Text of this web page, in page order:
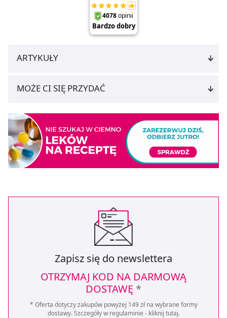
ARTYKUŁY
MOŻE CI SIĘ PRZYDAĆ
Zapisz się do newslettera
OTRZYMAJ KOD NA DARMOWĄ
DOSTAWĘ *
* Oferta dotyczy zakupów powyżej 149 zł na wybrane formy
dostawy. Szczegóły w regulaminie - kliknij tutaj.